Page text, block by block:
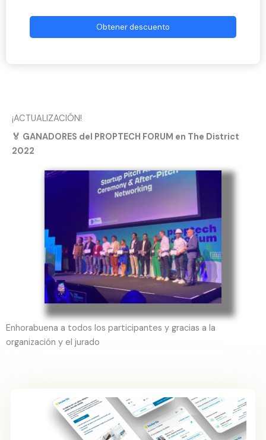
Obtener descuento
¡ACTUALIZACIÓN!
🏅 GANADORES del PROPTECH FORUM en The District
2022
Enhorabuena a todos los participantes y gracias a la
organización y el jurado